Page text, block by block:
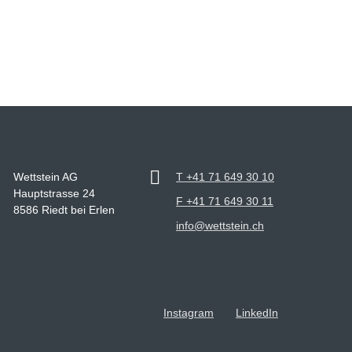
Wettstein AG
Hauptstrasse 24
8586 Riedt bei Erlen
T +41 71 649 30 10
F +41 71 649 30 11
info@wettstein.ch
Instagram LinkedIn